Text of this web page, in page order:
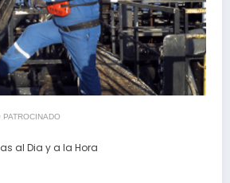
al Dia y a la Hora